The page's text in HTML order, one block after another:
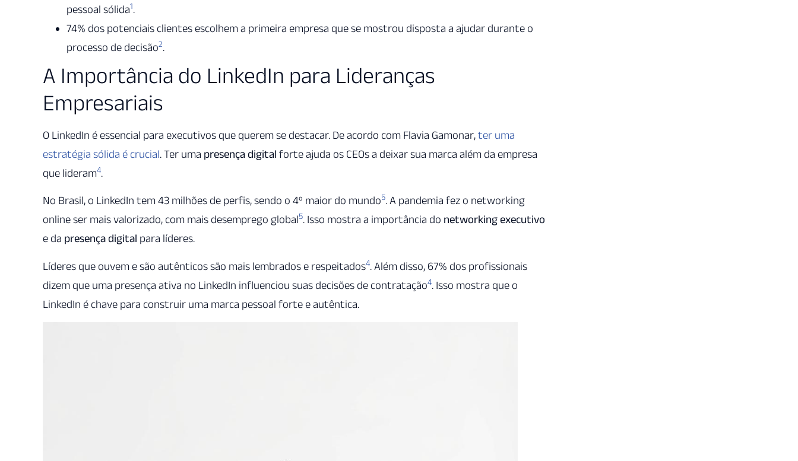
pessoal sólida1.
74% dos potenciais clientes escolhem a primeira empresa que se mostrou disposta a ajudar durante o
processo de decisão2.
A Importância do LinkedIn para Lideranças
Empresariais
O LinkedIn é essencial para executivos que querem se destacar. De acordo com Flavia Gamonar,ter uma
estratégia sólida é crucial. Ter uma presença digital forte ajuda os CEOs a deixar sua marca além da empresa
que lideram4.
No Brasil, o LinkedIn tem 43 milhões de perfis, sendo o 4º maior do mundo5. A pandemia fez o networking
online ser mais valorizado, com mais desemprego global5. Isso mostra a importância do networking executivo
e da presença digital para líderes.
Líderes que ouvem e são autênticos são mais lembrados e respeitados4. Além disso, 67% dos profissionais
dizem que uma presença ativa no LinkedIn influenciou suas decisões de contratação4. Isso mostra que o
LinkedIn é chave para construir uma marca pessoal forte e autêntica.